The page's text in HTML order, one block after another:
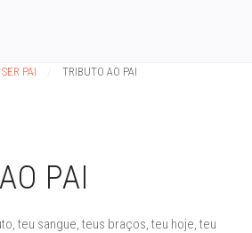
SER PAI TRIBUTO AO PAI
PAI
teu sangue, teus braços, teu hoje, teu